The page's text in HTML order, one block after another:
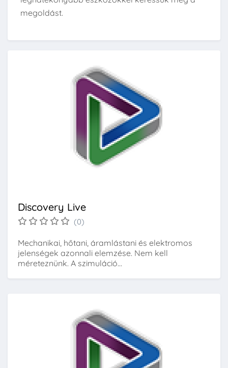
megoldást.
Discovery Live
(0)
Mechanikai, hőtani, áramlástani és elektromos
jelenségek azonnali elemzése. Nem kell
méreteznünk. A szimuláció...